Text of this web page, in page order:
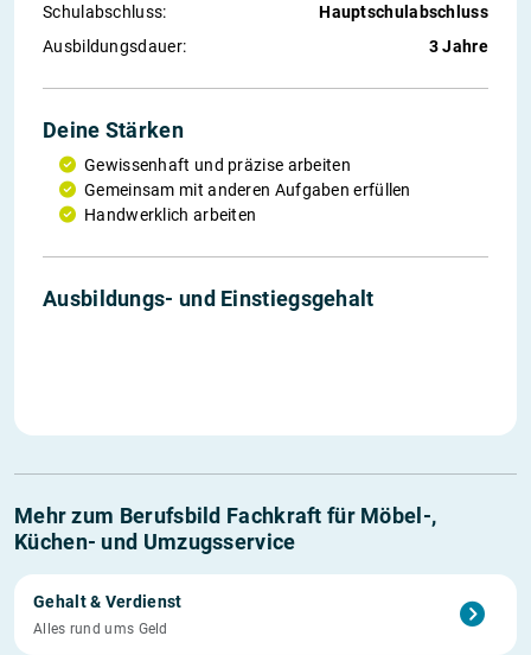
Schul­abschluss:
Hauptschulabschluss
Ausbildungs­dauer:
3 Jahre
Deine Stärken
Gewissenhaft und präzise arbeiten
Gemeinsam mit anderen Aufgaben erfüllen
Handwerklich arbeiten
Ausbildungs- und Einstiegs­gehalt
750 €
860 €
980 €
Mehr zum Berufsbild Fachkraft für Möbel-,
Küchen- und Umzugsservice
Gehalt & Verdienst
Alles rund ums Geld